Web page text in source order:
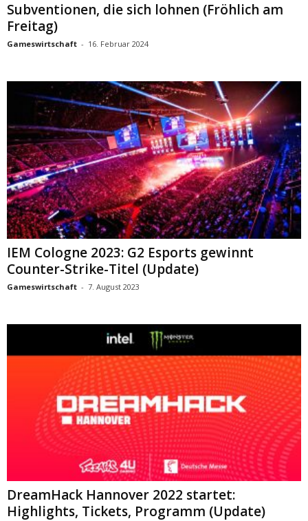
Subventionen, die sich lohnen (Fröhlich am
Freitag)
Gameswirtschaft - 16. Februar 2024
IEM Cologne 2023: G2 Esports gewinnt
Counter-Strike-Titel (Update)
Gameswirtschaft - 7. August 2023
DreamHack Hannover 2022 startet:
Highlights, Tickets, Programm (Update)